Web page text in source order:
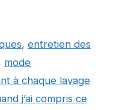
, entretien des
mode
à chaque lavage
j’ai compris ce